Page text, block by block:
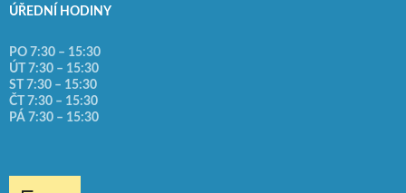
ÚŘEDNÍ HODINY
PO 7:30 – 15:30
ÚT 7:30 – 15:30
ST 7:30 – 15:30
ČT 7:30 – 15:30
PÁ 7:30 – 15:30